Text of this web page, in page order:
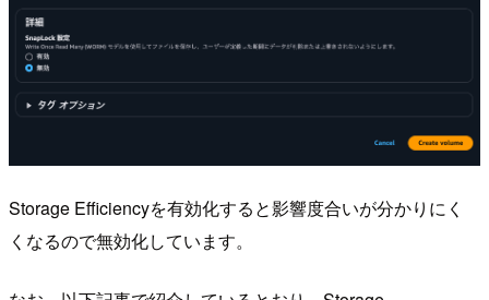
Storage Efficiencyを有効化すると影響度合いが分かりにく
くなるので無効化しています。